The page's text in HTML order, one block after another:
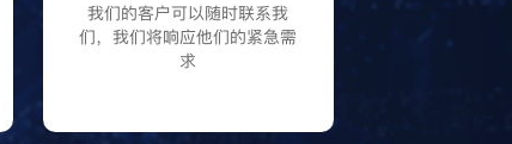
我们的客户可以随时联系我
们，我们将响应他们的紧急需
求